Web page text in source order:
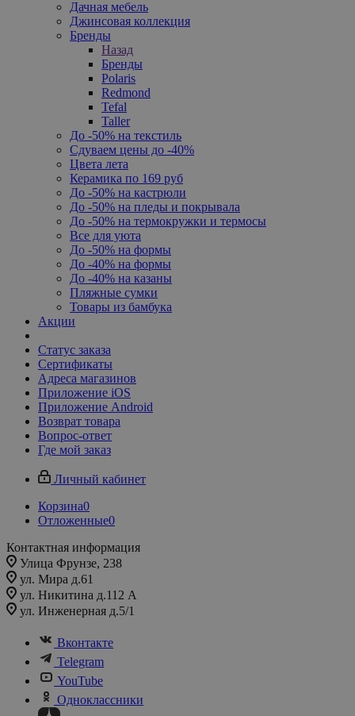
Дачная мебель
Джинсовая коллекция
Бренды
Назад
Бренды
Polaris
Redmond
Tefal
Taller
До -50% на текстиль
Сдуваем цены до -40%
Цвета лета
Керамика по 169 руб
До -50% на кастрюли
До -50% на пледы и покрывала
До -50% на термокружки и термосы
Все для уюта
До -50% на формы
До -40% на формы
До -40% на казаны
Пляжные сумки
Товары из бамбука
Акции
Статус заказа
Сертификаты
Адреса магазинов
Приложение iOS
Приложение Android
Возврат товара
Вопрос-ответ
Где мой заказ
Личный кабинет
Корзина0
Отложенные0
Контактная информация
Улица Фрунзе, 238​
ул. Мира д.61
ул. Никитина д.112 А
ул. Инженерная д.5/1
Вконтакте
Telegram
YouTube
Одноклассники